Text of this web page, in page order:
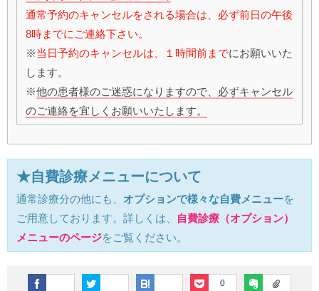
通常予約のキャンセルをされる場合は、必ず前日の午後
8時までにご連絡下さい。
※当日予約のキャンセルは、１時間前までにお願いいた
します。
※他の患者様のご迷惑になりますので、必ずキャンセル
のご連絡を宜しくお願いいたします。
★自費診療メニューについて
通常診療分の他にも、 オプションで様々な自費メニューを
ご用意しております。詳しくは、
自費診療（オプション）
メニューのページをご覧ください。
0